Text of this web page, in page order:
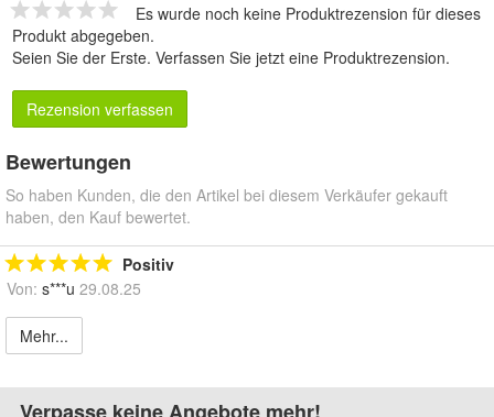
Es wurde noch keine Produktrezension für dieses
Produkt abgegeben.
Seien Sie der Erste. Verfassen Sie jetzt eine Produktrezension.
Rezension verfassen
Bewertungen
So haben Kunden, die den Artikel bei diesem Verkäufer gekauft
haben, den Kauf bewertet.
Positiv
Von: s***u 29.08.25
Mehr...